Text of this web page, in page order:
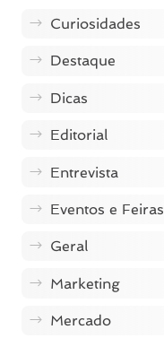
Curiosidades
Destaque
Dicas
Editorial
Entrevista
Eventos e Feiras
Geral
Marketing
Mercado